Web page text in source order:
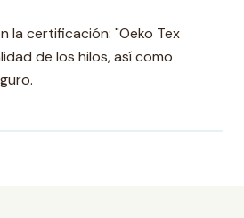
la certificación: "Oeko Tex
de los hilos, así como